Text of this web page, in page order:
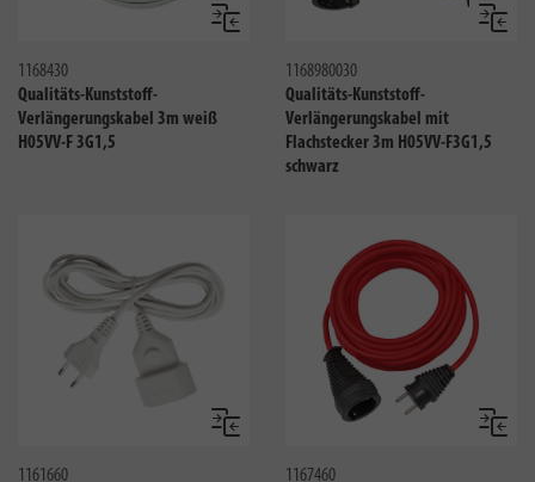
Vergleichen
1168430
Qualitäts-Kunststoff-
Verlängerungskabel 3m weiß
H05VV-F 3G1,5
1168980030
Qualitäts-Kunststoff-
Verlängerungskabel mit
Flachstecker 3m H05VV-F3G1,5
schwarz
Vergleichen
1161660 1167460